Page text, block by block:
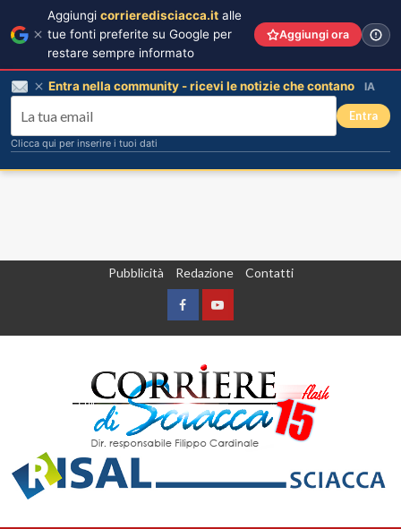
Pubblicità Redazione Contatti
FacebookYountube
Aggiungi corrieredisciacca.it alle
tue fonti preferite su Google per
restare sempre informato
Aggiungi ora
Entra nella community - ricevi le notizie che contano IA
Entra
Clicca qui per inserire i tuoi dati